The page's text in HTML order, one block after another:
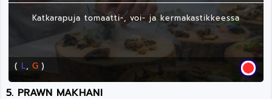
Katkarapuja tomaatti-, voi- ja kermakastikkeessa
( L, G )
5. PRAWN MAKHANI